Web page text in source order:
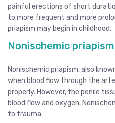
painful erections of short
to more frequent and more
priapism may begin in childhood.
Nonischemic priapism
Nonischemic priapism, also
when blood flow through the
properly. However, the penile
blood flow and oxygen.
to trauma.